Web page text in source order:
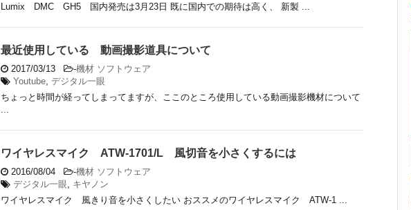
Lumix DMC GH5 国内発売は3月23日 既に国内での期待は高く、 新製 ...
最近使用している 動画撮影道具について
2017/03/13 -機材 ソフトウェア
Youtube デジタル一眼
ちょっと時間が経ってしまってますが、ここのところ使用している動画撮影機材について
ワイヤレスマイク ATW-1701/L 風切音を小さくするには
2016/08/04 -機材 ソフトウェア
デジタル一眼
キヤノン
ワイヤレスマイク 風きり音を小さくしたい おススメのワイヤレスマイク ATW-1 ...